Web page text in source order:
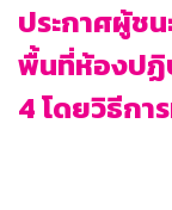
ประกาศผู้ช
พื้นที่ห้องปฏิ
4 โดยวิธีกา